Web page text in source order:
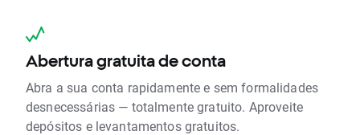
Abertura gratuita de conta
Abra a sua conta rapidamente e sem formalidades
desnecessárias — totalmente gratuito. Aproveite
depósitos e levantamentos gratuitos.